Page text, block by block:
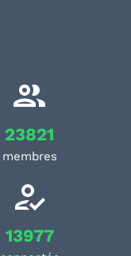
23821
membres
13977